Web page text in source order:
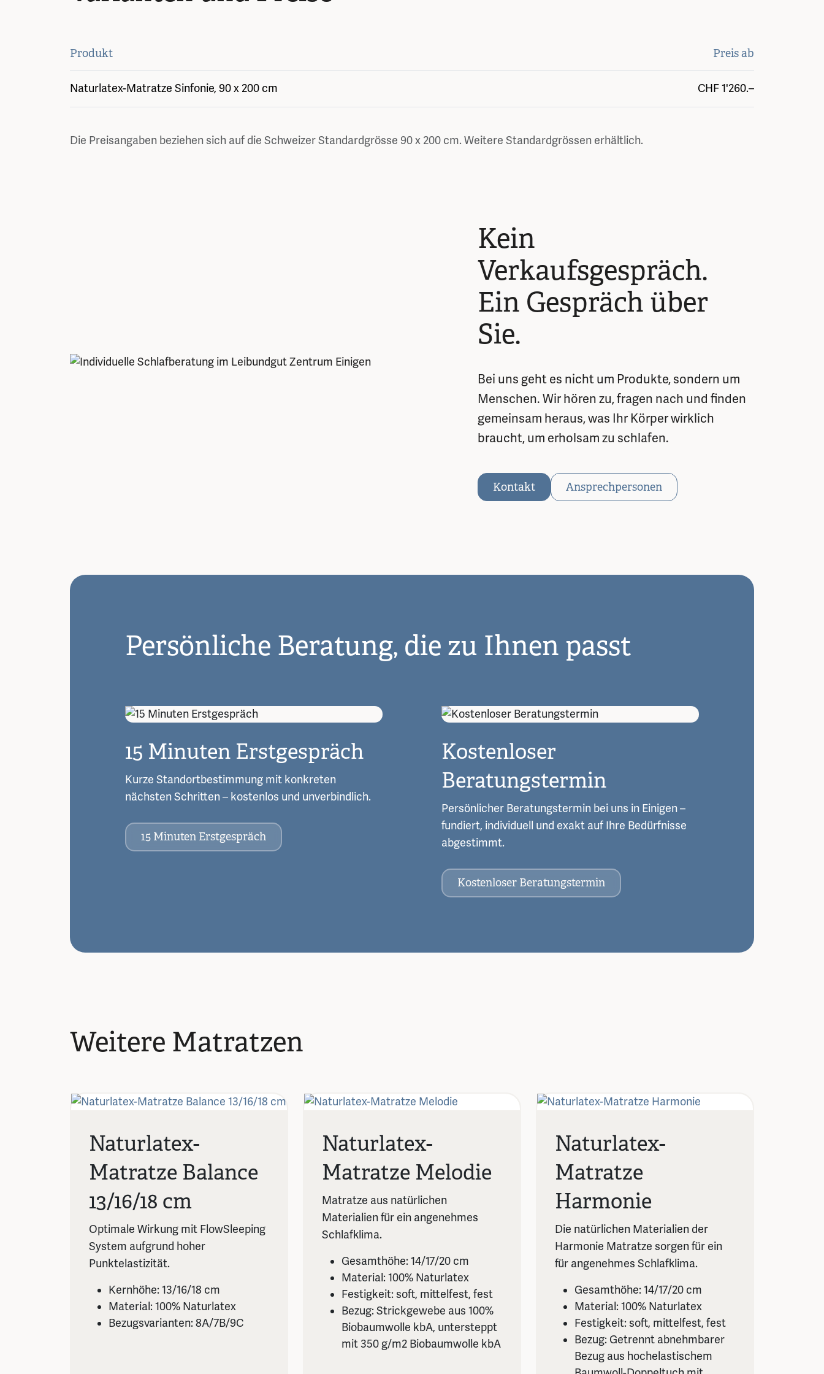
Produkt Preis ab
Naturlatex-Matratze Sinfonie, 90 x 200 cm CHF1'260.–
Die Preisangaben beziehen sich auf die Schweizer Standardgrösse 90 x 200 cm. Weitere Standardgrössen erhältlich.
Kein
Verkaufsgespräch.
Ein Gespräch über
Sie.
Bei uns geht es nicht um Produkte, sondern um
Menschen. Wir hören zu, fragen nach und finden
gemeinsam heraus, was Ihr Körper wirklich
braucht, um erholsam zu schlafen.
Kontakt Ansprechpersonen
Persönliche Beratung, die zu Ihnen passt
15 Minuten Erstgespräch
Kurze Standortbestimmung mit konkreten
nächsten Schritten – kostenlos und unverbindlich.
15 Minuten Erstgespräch
Kostenloser
Beratungstermin
Persönlicher Beratungstermin bei uns in Einigen –
fundiert, individuell und exakt auf Ihre Bedürfnisse
abgestimmt.
Kostenloser Beratungstermin
Weitere Matratzen
Naturlatex-
Matratze Balance
13/16/18 cm
Optimale Wirkung mit FlowSleeping
System aufgrund hoher
Punktelastizität.
Kernhöhe: 13/16/18 cm
Material: 100% Naturlatex
Bezugsvarianten: 8A/7B/9C
Naturlatex-
Matratze Melodie
Matratze aus natürlichen
Materialien für ein angenehmes
Schlafklima.
Gesamthöhe: 14/17/20 cm
Material: 100% Naturlatex
Festigkeit: soft, mittelfest, fest
Bezug: Strickgewebe aus 100%
Biobaumwolle kbA, untersteppt
mit 350 g/m2 Biobaumwolle kbA
Naturlatex-
Matratze
Harmonie
Die natürlichen Materialien der
Harmonie Matratze sorgen für ein
für angenehmes Schlafklima.
Gesamthöhe: 14/17/20 cm
Material: 100% Naturlatex
Festigkeit: soft, mittelfest, fest
Bezug: Getrennt abnehmbarer
Bezug aus hochelastischem